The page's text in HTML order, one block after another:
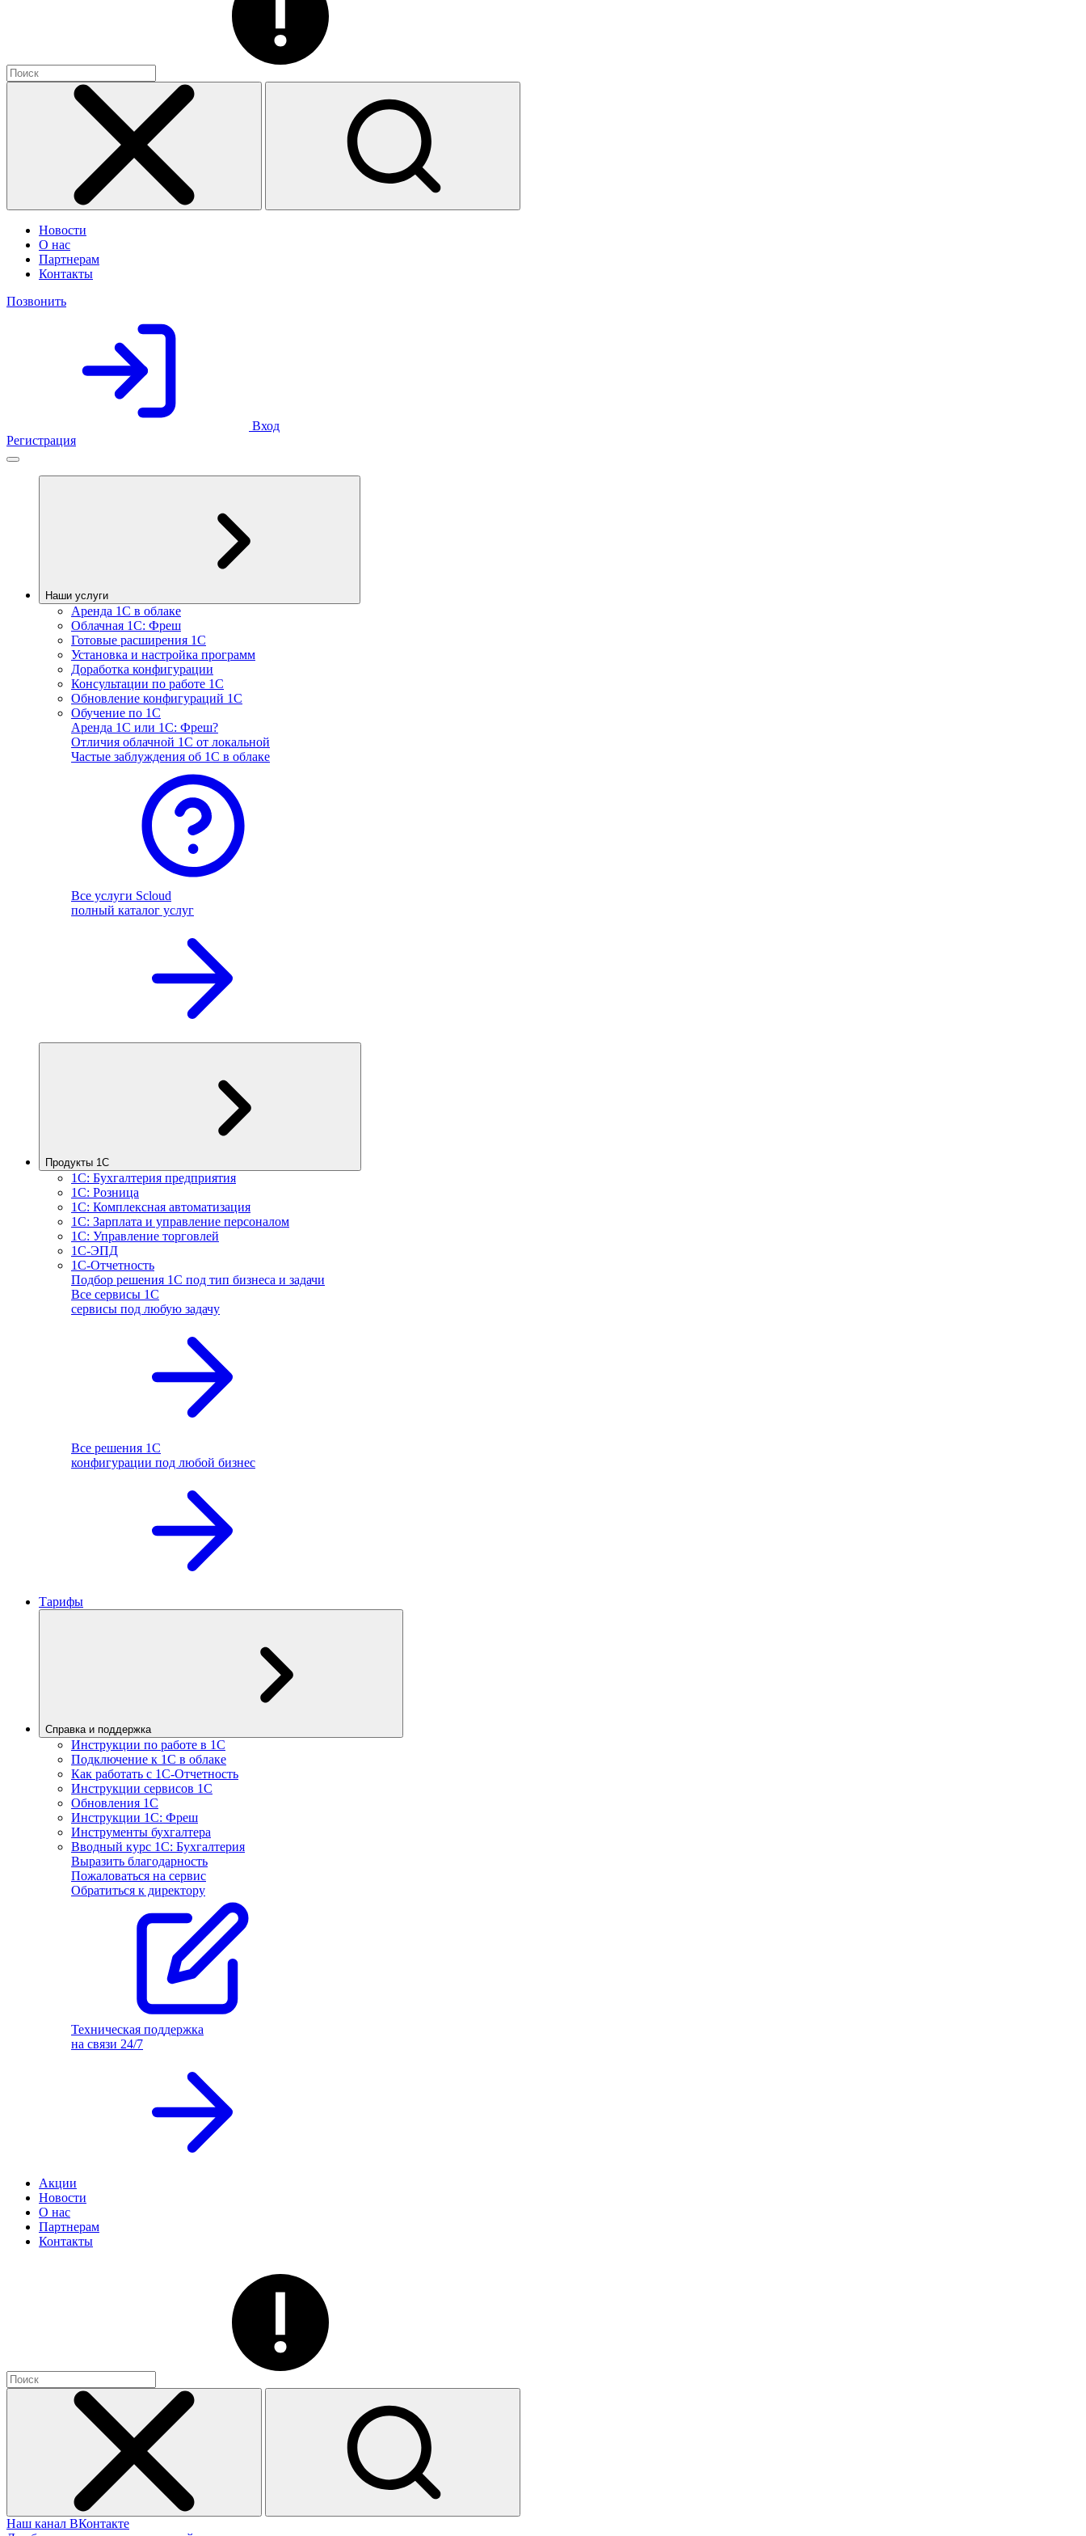
Новости
О нас
Партнерам
Контакты
Позвонить
Вход
Регистрация
Наши услуги
Аренда 1С в облаке
Облачная 1С: Фреш
Готовые расширения 1С
Установка и настройка программ
Доработка конфигурации
Консультации по работе 1С
Обновление конфигураций 1С
Обучение по 1С
Аренда 1С или 1С: Фреш?
Отличия облачной 1С от локальной
Частые заблуждения об 1С в облаке
Все услуги Scloud
полный каталог услуг
Продукты 1С
1С: Бухгалтерия предприятия
1С: Розница
1С: Комплексная автоматизация
1С: Зарплата и управление персоналом
1С: Управление торговлей
1С-ЭПД
1С-Отчетность
Подбор решения 1С под тип бизнеса и задачи
Все сервисы 1С
сервисы под любую задачу
Все решения 1С
конфигурации под любой бизнес
Тарифы
Справка и поддержка
Инструкции по работе в 1С
Подключение к 1С в облаке
Как работать с 1С‑Отчетность
Инструкции сервисов 1С
Обновления 1С
Инструкции 1С: Фреш
Инструменты бухгалтера
Вводный курс 1С: Бухгалтерия
Выразить благодарность
Пожаловаться на сервис
Обратиться к директору
Техническая поддержка
на связи 24/7
Акции
Новости
О нас
Партнерам
Контакты
Наш канал ВКонтакте